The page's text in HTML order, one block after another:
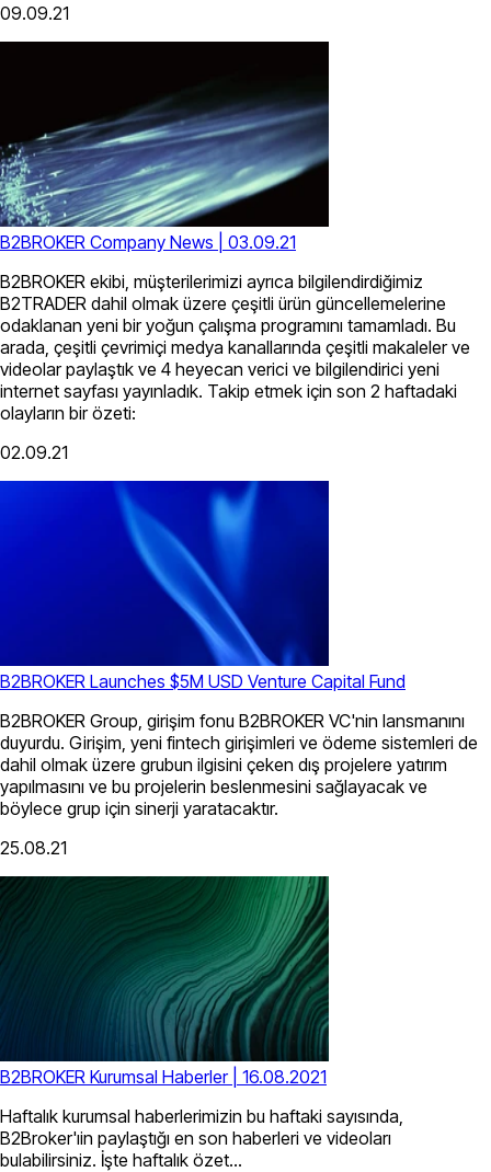
09.09.21
B2BROKER Company News | 03.09.21
B2BROKER ekibi, müşterilerimizi ayrıca bilgilendirdiğimiz
B2TRADER dahil olmak üzere çeşitli ürün güncellemelerine
odaklanan yeni bir yoğun çalışma programını tamamladı. Bu
arada, çeşitli çevrimiçi medya kanallarında çeşitli makaleler ve
videolar paylaştık ve 4 heyecan verici ve bilgilendirici yeni
internet sayfası yayınladık. Takip etmek için son 2 haftadaki
olayların bir özeti:
02.09.21
B2BROKER Launches $5M USD Venture Capital Fund
B2BROKER Group, girişim fonu B2BROKER VC'nin lansmanını
duyurdu. Girişim, yeni fintech girişimleri ve ödeme sistemleri de
dahil olmak üzere grubun ilgisini çeken dış projelere yatırım
yapılmasını ve bu projelerin beslenmesini sağlayacak ve
böylece grup için sinerji yaratacaktır.
25.08.21
B2BROKER Kurumsal Haberler | 16.08.2021
Haftalık kurumsal haberlerimizin bu haftaki sayısında,
B2Broker'ıin paylaştığı en son haberleri ve videoları
bulabilirsiniz. İşte haftalık özet...